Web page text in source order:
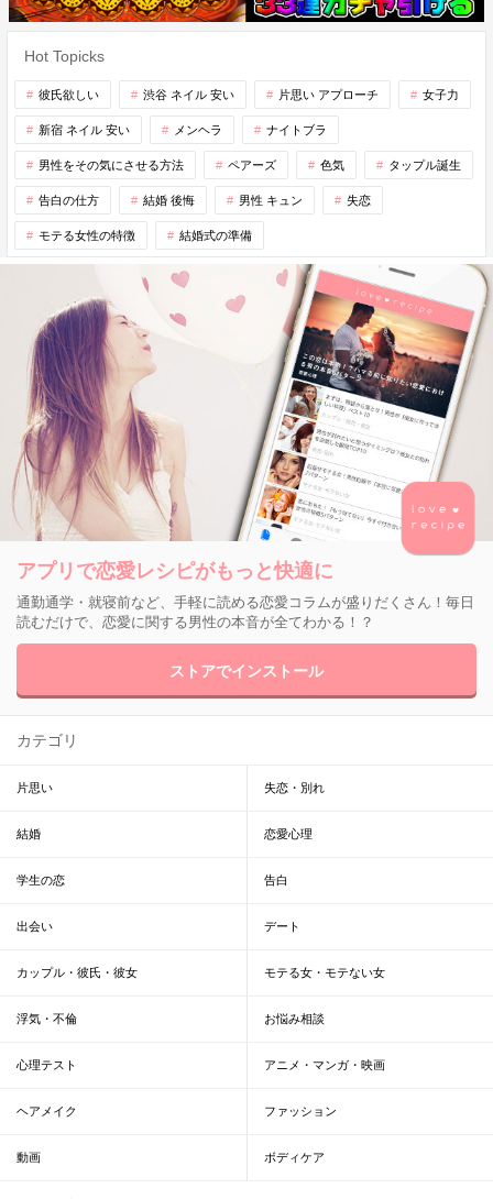
Hot Topicks
彼氏欲しい 渋谷 ネイル 安い 片思い アプローチ 女子力
新宿 ネイル 安い メンヘラ ナイトブラ
男性をその気にさせる方法 ペアーズ 色気 タップル誕生
告白の仕方 結婚 後悔 男性 キュン 失恋
モテる女性の特徴 結婚式の準備
アプリで恋愛レシピがもっと快適に
通勤通学・就寝前など、手軽に読める恋愛コラムが盛りだくさん！毎日
読むだけで、恋愛に関する男性の本音が全てわかる！？
ストアでインストール
カテゴリ
片思い 失恋・別れ
結婚 恋愛心理
学生の恋 告白
出会い デート
カップル・彼氏・彼女 モテる女・モテない女
浮気・不倫 お悩み相談
心理テスト アニメ・マンガ・映画
ヘアメイク ファッション
動画 ボディケア